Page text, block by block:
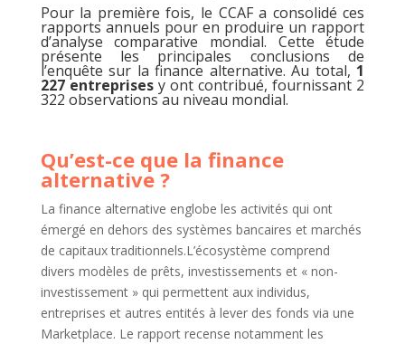
Pour la première fois, le CCAF a consolidé ces
rapports annuels pour en produire un rapport
d’analyse comparative mondial. Cette étude
présente les principales conclusions de
l’enquête sur la finance alternative. Au total, 1
227 entreprises y ont contribué, fournissant 2
322 observations au niveau mondial.
Qu’est-ce que la finance
alternative ?
La finance alternative englobe les activités qui ont
émergé en dehors des systèmes bancaires et marchés
de capitaux traditionnels.L’écosystème comprend
divers modèles de prêts, investissements et « non-
investissement » qui permettent aux individus,
entreprises et autres entités à lever des fonds via une
Marketplace. Le rapport recense notamment les